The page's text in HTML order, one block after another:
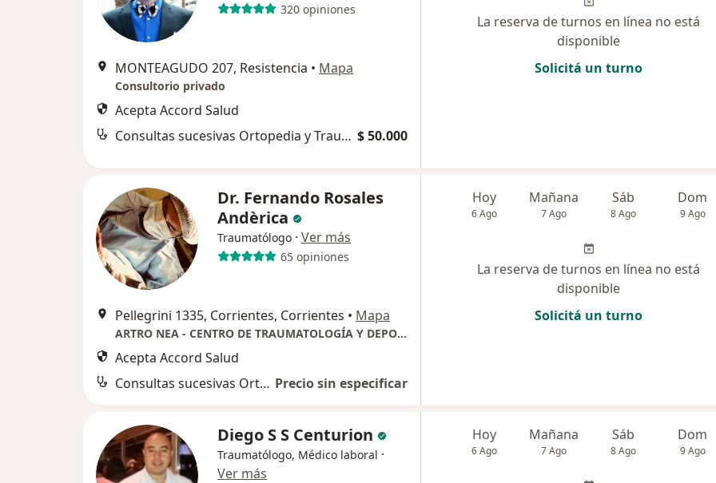
320 opiniones
MONTEAGUDO 207, Resistencia • Mapa
Consultorio privado
Acepta Accord Salud
Consultas sucesivas Ortopedia y Traumatología $ 50.000
La reserva de turnos en línea no está
disponible
Solicitá un turno
Dr. Fernando Rosales
Andèrica
Traumatólogo · Ver más
65 opiniones
Pellegrini 1335, Corrientes, Corrientes • Mapa
ARTRO NEA - CENTRO DE TRAUMATOLOGÍA Y DEPORTE
Acepta Accord Salud
Consultas sucesivas Ortopedia y Traumatología Precio sin especificar
Hoy
6 Ago
Mañana
7 Ago
Sáb
8 Ago
Dom
9 Ago
La reserva de turnos en línea no está
disponible
Solicitá un turno
Diego S S Centurion
Traumatólogo, Médico laboral ·
Ver más
Hoy
6 Ago
Mañana
7 Ago
Sáb
8 Ago
Dom
9 Ago